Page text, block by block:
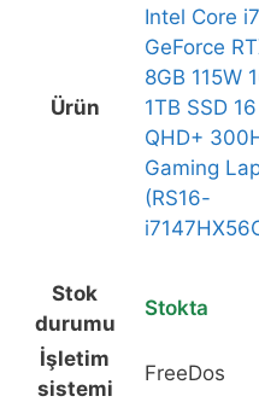
FreeDos
Gaming
i7147HX56C1Q300RB),
15AHP10
AMD
Ryzen
Ürün
Intel Core
GeForce
8GB 115W
1TB SSD
QHD+
Gaming
(RS16-
Stok
durumu
Stokta
İşletim
sistemi
FreeDos